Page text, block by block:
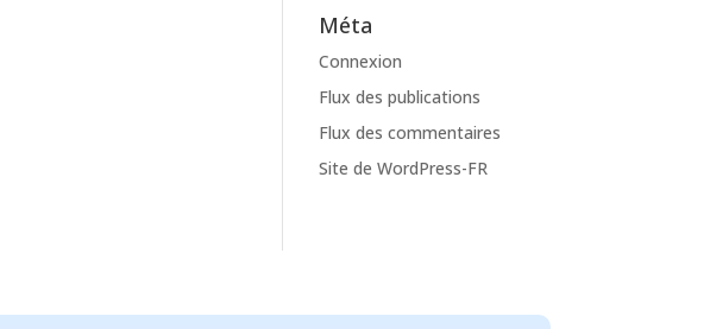
Méta
Connexion
Flux des publications
Flux des commentaires
Site de WordPress-FR